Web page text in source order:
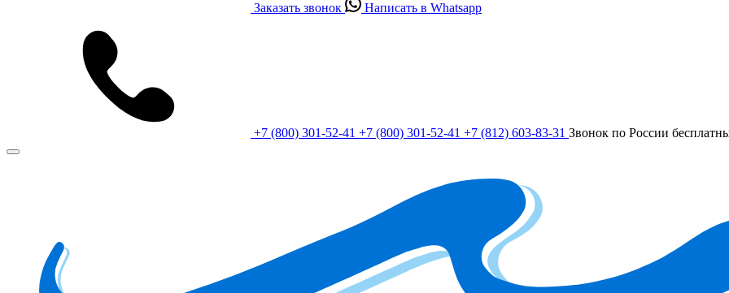
Заказать звонок Написать в Whatsapp
+7 (800) 301-52-41 +7 (800) 301-52-41 +7 (812) 603-83-31 Звонок по России